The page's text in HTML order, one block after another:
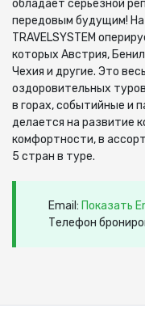
обладает серьезной
передовым будущим! На
TRAVELSYSTEM
которых Австрия,
Чехия и другие. Это
оздоровительных
в горах, событийные и
делается на развитие
комфортности, в
5 стран в туре.
Email: Показать
Телефон